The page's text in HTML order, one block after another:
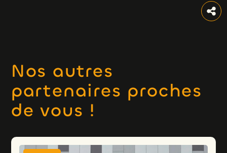
Nos autres
partenaires proches
de vous !